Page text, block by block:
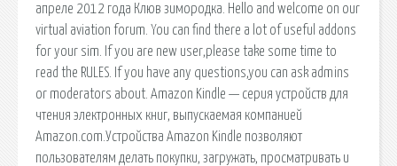
апреле 2012 года Клюв зимородка. Hello and welcome on our
virtual aviation forum. You can find there a lot of useful addons
for your sim. If you are new user,please take some time to
read the RULES. If you have any questions,you can ask admins
or moderators about. Amazon Kindle — серия устройств для
чтения электронных книг, выпускаемая компанией
Amazon.com.Устройства Amazon Kindle позволяют
пользователям делать покупки, загружать, просматривать и